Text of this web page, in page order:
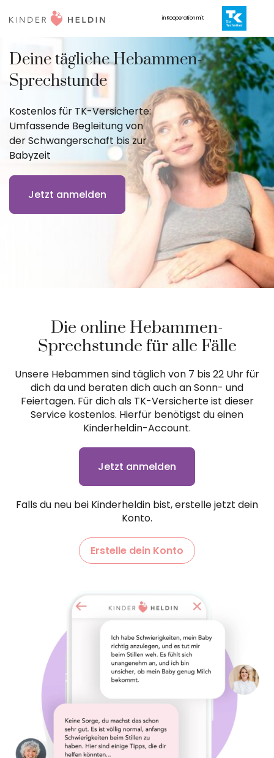
in Kooperation mit
Deine tägliche Hebammen-
Sprechstunde
Kostenlos für TK-Versicherte:
Umfassende Begleitung von
der Schwangerschaft bis zur
Babyzeit
Jetzt anmelden
Die online Hebammen-
Sprechstunde für alle Fälle
Unsere Hebammen sind täglich von 7 bis 22 Uhr für
dich da und beraten dich auch an Sonn- und
Feiertagen. Für dich als TK-Versicherte ist dieser
Service kostenlos. Hierfür benötigst du einen
Kinderheldin-Account.
Jetzt anmelden
Falls du neu bei Kinderheldin bist, erstelle jetzt dein
Konto.
Erstelle dein Konto